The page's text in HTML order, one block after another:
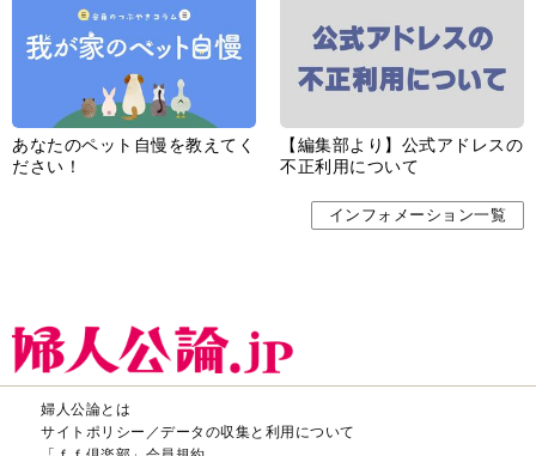
あなたのペット自慢を教えてく
ださい！
【編集部より】公式アドレスの
不正利用について
インフォメーション一覧
婦人公論とは
サイトポリシー／データの収集と利用について